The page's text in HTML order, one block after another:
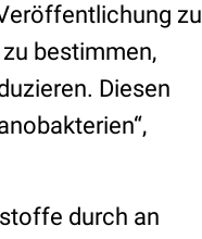
zu
bestimmen,
Diesen
durch an